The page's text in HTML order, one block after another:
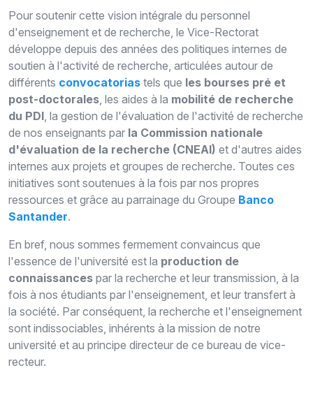
Pour soutenir cette vision intégrale du personnel
d'enseignement et de recherche, le Vice-Rectorat
développe depuis des années des politiques internes de
soutien à l'activité de recherche, articulées autour de
différents convocatorias tels que les bourses pré et
post-doctorales, les aides à la mobilité de recherche
du PDI, la gestion de l'évaluation de l'activité de recherche
de nos enseignants par la Commission nationale
d'évaluation de la recherche (CNEAI) et d'autres aides
internes aux projets et groupes de recherche. Toutes ces
initiatives sont soutenues à la fois par nos propres
ressources et grâce au parrainage du Groupe Banco
Santander.
En bref, nous sommes fermement convaincus que
l'essence de l'université est la production de
connaissances par la recherche et leur transmission, à la
fois à nos étudiants par l'enseignement, et leur transfert à
la société. Par conséquent, la recherche et l'enseignement
sont indissociables, inhérents à la mission de notre
université et au principe directeur de ce bureau de vice-
recteur.